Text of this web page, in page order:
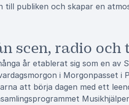
till publiken och skapar en
scen, radio och
år etablerat sig som en av
i Morgonpasset i
att börja dagen med ett